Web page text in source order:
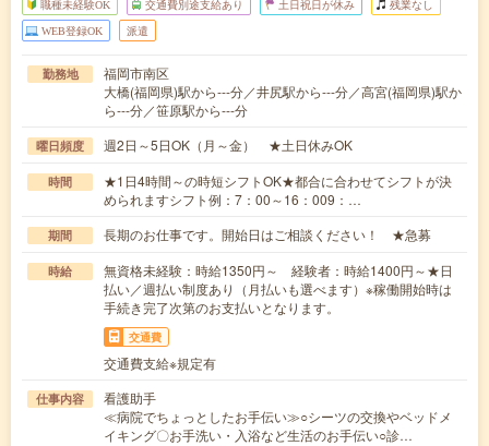
職種未経験OK 交通費別途支給あり 土日祝日が休み 残業なし
WEB登録OK 派遣
勤務地
福岡市南区
大橋(福岡県)駅から---分／井尻駅から---分／高宮(福岡県)駅か
ら---分／笹原駅から---分
曜日頻度 週2日～5日OK（月～金） ★土日休みOK
時間
★1日4時間～の時短シフトOK★都合に合わせてシフトが決
められますシフト例：7：00～16：009：…
期間 長期のお仕事です。開始日はご相談ください！ ★急募
時給
無資格未経験：時給1350円～ 経験者：時給1400円～★日
払い／週払い制度あり（月払いも選べます）※稼働開始時は
手続き完了次第のお支払いとなります。
交通費
交通費支給※規定有
仕事内容
看護助手
≪病院でちょっとしたお手伝い≫○シーツの交換やベッドメ
イキング〇お手洗い・入浴など生活のお手伝い○診…